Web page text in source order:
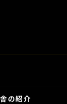
の紹介